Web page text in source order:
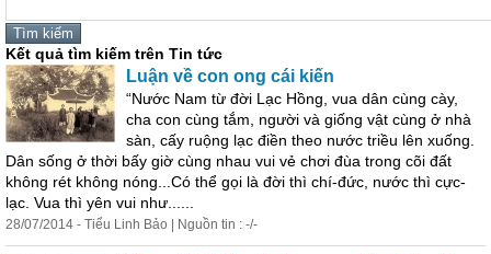
Kết quả tìm kiếm trên Tin tức
Luận về con ong cái kiến
“Nước Nam từ đời Lạc Hồng, vua dân cùng cày,
cha con cùng tắm, người và giống vật cùng ở nhà
sàn, cấy ruộng lạc điền theo nước triều lên xuống.
Dân sống ở thời bấy giờ cùng nhau vui vẻ chơi đùa trong cõi đất
không rét không nóng...Có thể gọi là đời thì chí-đức, nước thì cực-
lạc. Vua thì yên vui như......
28/07/2014 - Tiểu Linh Bảo | Nguồn tin : -/-